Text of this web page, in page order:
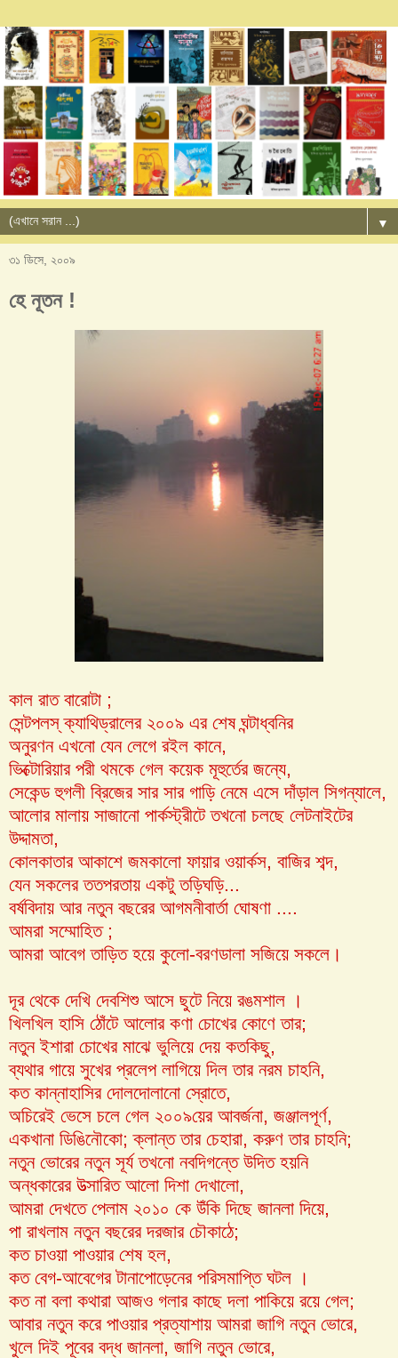
▼
৩১ ডিসে, ২০০৯
হে নূতন !
কাল রাত বারোটা ;
সেন্টপলস্‌ ক্যাথিড্রালের ২০০৯ এর শেষ ঘন্টাধ্বনির
অনুরণন এখনো যেন লেগে র‌ইল কানে,
ভিক্টোরিয়ার পরী থমকে গেল কয়েক মূহুর্তের জন্যে,
সেকেন্ড হুগলী ব্রিজের সার সার গাড়ি নেমে এসে দাঁড়াল সিগন্যালে,
আলোর মালায় সাজানো পার্কস্ট্রীটে তখনো চলছে লেটনাইটের
উদ্দামতা,
কোলকাতার আকাশে জমকালো ফায়ার ওয়ার্কস, বাজির শব্দ,
যেন সকলের ততপরতায় একটু তড়িঘড়ি...
বর্ষবিদায় আর নতুন বছরের আগমনীবার্তা ঘোষণা ....
আমরা সম্মোহিত ;
আমরা আবেগ তাড়িত হয়ে কুলো-বরণডালা সজিয়ে সকলে ।
দূর থেকে দেখি দেবশিশু আসে ছুটে নিয়ে রঙমশাল ।
খিলখিল হাসি ঠোঁটে আলোর কণা চোখের কোণে তার;
নতুন ইশারা চোখের মাঝে ভুলিয়ে দেয় কতকিছু,
ব্যথার গায়ে সুখের প্রলেপ লাগিয়ে দিল তার নরম চাহনি,
কত কান্নাহাসির দোলদোলানো স্রোতে,
অচিরেই ভেসে চলে গেল ২০০৯য়ের আবর্জনা, জঞ্জালপূর্ণ,
একখানা ডিঙিনৌকো; ক্লান্ত তার চেহারা, করুণ তার চাহনি;
নতুন ভোরের নতুন সূর্য তখনো নবদিগন্তে উদিত হয়নি
অন্ধকারের উত্সারিত আলো দিশা দেখালো,
আমরা দেখতে পেলাম ২০১০ কে উঁকি দিছে জানলা দিয়ে,
পা রাখলাম নতুন বছরের দরজার চৌকাঠে;
কত চাওয়া পাওয়ার শেষ হল,
কত বেগ-আবেগের টানাপোড়েনের পরিসমাপ্তি ঘটল ।
কত না বলা কথারা আজও গলার কাছে দলা পাকিয়ে রয়ে গেল;
আবার নতুন করে পাওয়ার প্রত্যাশায় আমরা জাগি নতুন ভোরে,
খুলে দিই পূবের বদ্ধ জানলা, জাগি নতুন ভোরে,